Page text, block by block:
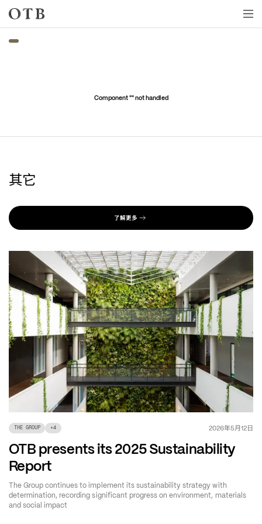
Skip to main content
Component "" not handled
其它
了解更多
THE GROUP +4 2026年5月12日
OTB presents its 2025 Sustainability
Report
The Group continues to implement its sustainability strategy with
determination, recording significant progress on environment, materials
and social impact